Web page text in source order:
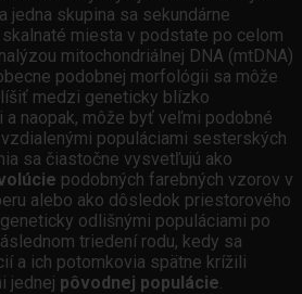
jedna skupina sa sekundárne
miesta v podstate po celom
mitochondriálnej DNA (mtDNA)
podobnej morfológii sa môže
medzi geneticky blízko
a naopak, môže byť veľmi podobné
populáciami sesterských
sa čiastočne vysvetľujú ako
podobných farebných vzorov v
alebo ako dôsledok priestorového
odlišnými populáciami po
triedení rodu, kedy sa
a ich potomkovia spätne krížili
jednej pôvodnej populácie.